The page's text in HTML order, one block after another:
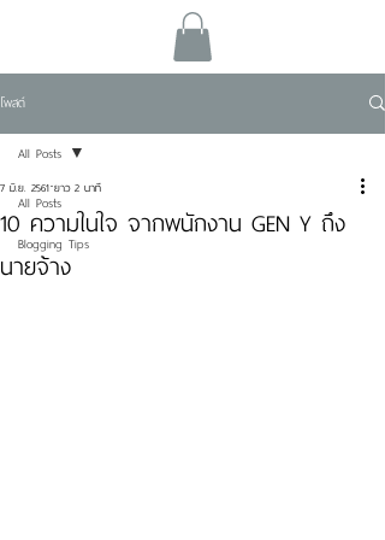
โพสต์
All Posts
Blogging Tips
All Posts
10 ความในใจ จากพนักงาน GEN Y ถึง
นายจ้าง
7 มิ.ย. 2561 ยาว 2 นาที